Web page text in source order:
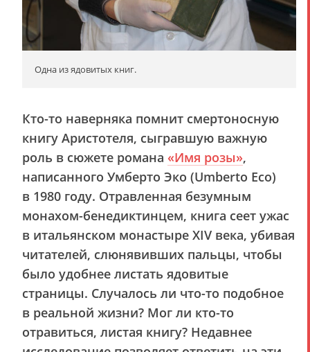
Одна из ядовитых книг.
Кто-то наверняка помнит смертоносную
книгу Аристотеля, сыгравшую важную
роль в сюжете романа «Имя розы»,
написанного Умберто Эко (Umberto Eco)
в 1980 году. Отравленная безумным
монахом-бенедиктинцем, книга сеет ужас
в итальянском монастыре XIV века, убивая
читателей, слюнявивших пальцы, чтобы
было удобнее листать ядовитые
страницы. Случалось ли что-то подобное
в реальной жизни? Мог ли кто-то
отравиться, листая книгу? Недавнее